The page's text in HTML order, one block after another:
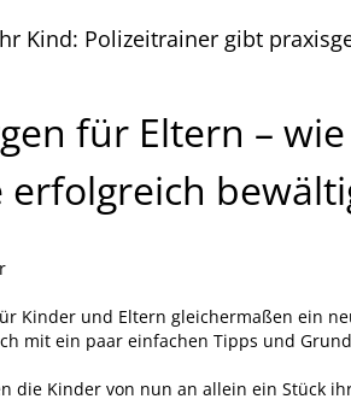
Kind: Polizeitrainer gibt
für Eltern –
erfolgreich
Kinder und Eltern gleichermaßen ein
mit ein paar einfachen Tipps und
die Kinder von nun an allein ein Stück